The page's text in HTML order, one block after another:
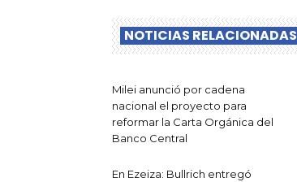
NOTICIAS RELACIONADAS
Milei anunció por cadena
nacional el proyecto para
reformar la Carta Orgánica del
Banco Central
En Ezeiza: Bullrich entregó